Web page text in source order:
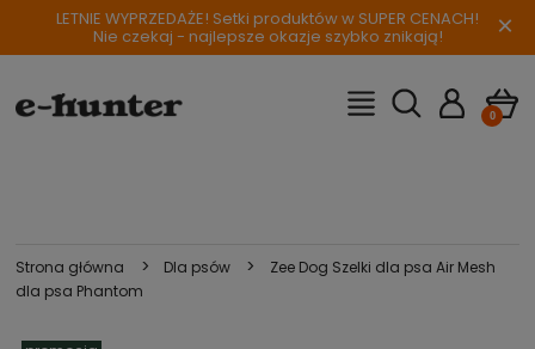
LETNIE WYPRZEDAŻE! Setki produktów w SUPER CENACH!
Nie czekaj - najlepsze okazje szybko znikają! ×
Strona główna > Dla psów >
Zee Dog Szelki dla psa Air Mesh
dla psa Phantom